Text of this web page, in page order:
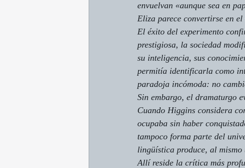
envuelvan «aunque sea en
Eliza parece convertirse en
El éxito del experimento
prestigiosa, la sociedad
su inteligencia, sus
permitía identificarla como
paradoja incómoda: no
Sin embargo, el dramaturgo
Cuando Higgins considera
ocupaba sin haber
tampoco forma parte del
lingüística produce, al
Allí reside la crítica más